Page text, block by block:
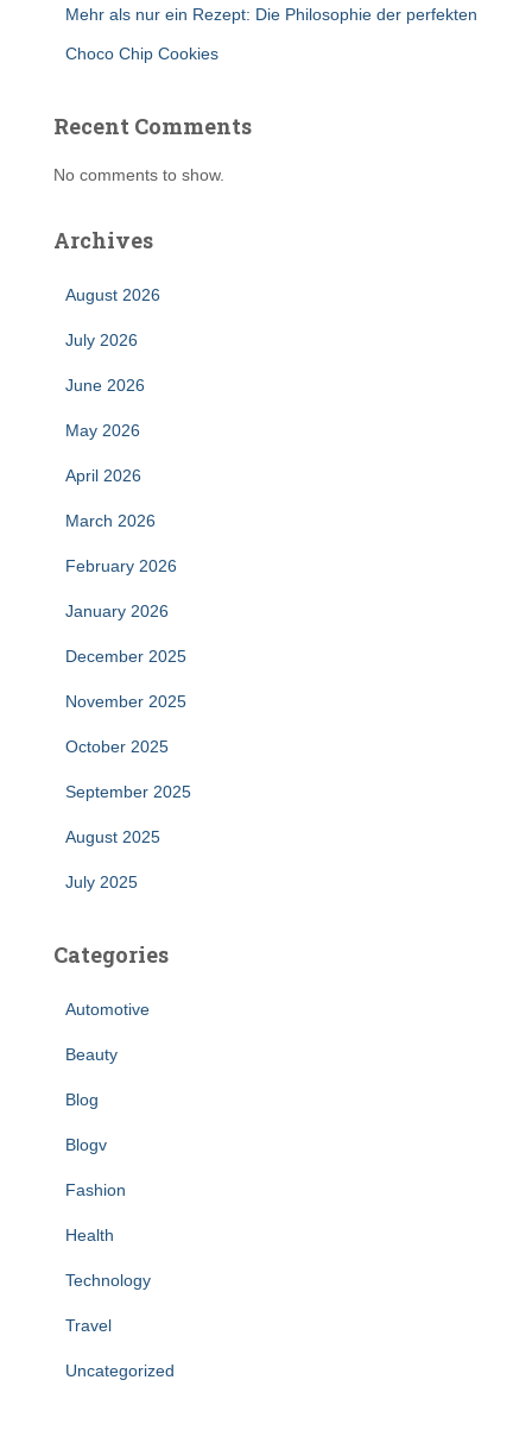
Mehr als nur ein Rezept: Die Philosophie der perfekten
Choco Chip Cookies
Recent Comments
No comments to show.
Archives
August 2026
July 2026
June 2026
May 2026
April 2026
March 2026
February 2026
January 2026
December 2025
November 2025
October 2025
September 2025
August 2025
July 2025
Categories
Automotive
Beauty
Blog
Blogv
Fashion
Health
Technology
Travel
Uncategorized